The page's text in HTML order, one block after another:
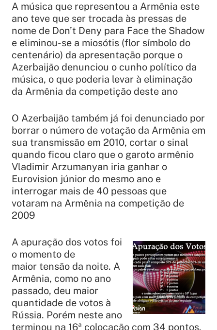
A música que representou a Armênia este
ano teve que ser trocada às pressas de
nome de Don’t Deny para Face the Shadow
e eliminou-se a miosótis (flor símbolo do
centenário) da apresentação porque o
Azerbaijão denunciou o cunho político da
música, o que poderia levar à eliminação
da Armênia da competição deste ano
O Azerbaijão também já foi denunciado por
borrar o número de votação da Armênia em
sua transmissão em 2010, cortar o sinal
quando ficou claro que o garoto armênio
Vladimir Arzumanyan iria ganhar o
Eurovision júnior do mesmo ano e
interrogar mais de 40 pessoas que
votaram na Armênia na competição de
2009
A apuração dos votos foi
o momento de
maior tensão da noite. A
Armênia, como no ano
passado, deu maior
quantidade de votos à
Rússia. Porém neste ano
terminou na 16ª colocação com 34 pontos.